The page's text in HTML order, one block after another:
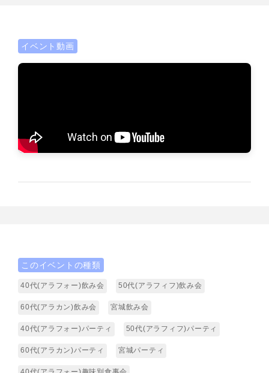
イベント動画
このイベントの種類
40代(アラフォー)飲み会 50代(アラフィフ)飲み会
60代(アラカン)飲み会 宮城飲み会
40代(アラフォー)パーティ 50代(アラフィフ)パーティ
60代(アラカン)パーティ 宮城パーティ